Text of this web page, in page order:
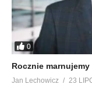
0
Rocznie marnujemy
Jan Lechowicz 23